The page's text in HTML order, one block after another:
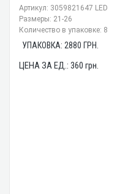
Артикул: 3059821647 LED
Размеры: 21-26
Количество в упаковке: 8
УПАКОВКА: 2880 ГРН.
ЦЕНА ЗА ЕД.: 360 грн.